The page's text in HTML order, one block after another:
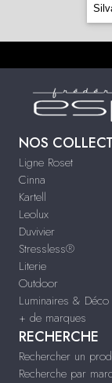
NOS
Ligne Roset
Cinna
Kartell
Leolux
Duvivier
Stressless®
Literie
Outdoor
Luminaires & Déco
+ de marques
RECHERCHE
Rechercher un
Recherche par